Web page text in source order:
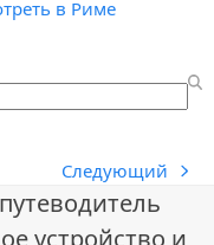
в Риме
next
post:
Следующий
устройство и